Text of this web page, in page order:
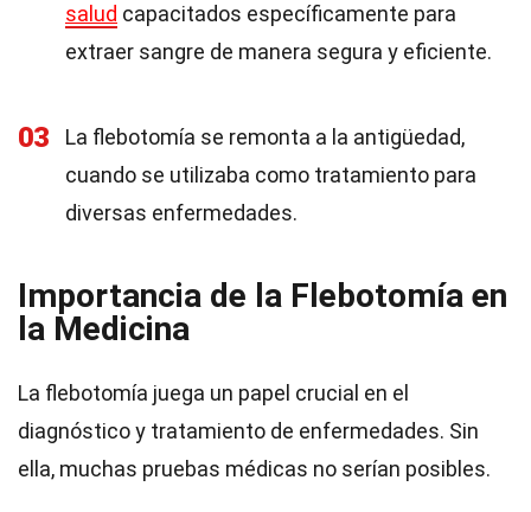
salud capacitados específicamente para
extraer sangre de manera segura y eficiente.
03
La flebotomía se remonta a la antigüedad,
cuando se utilizaba como tratamiento para
diversas enfermedades.
Importancia de la Flebotomía en
la Medicina
La flebotomía juega un papel crucial en el
diagnóstico y tratamiento de enfermedades. Sin
ella, muchas pruebas médicas no serían posibles.